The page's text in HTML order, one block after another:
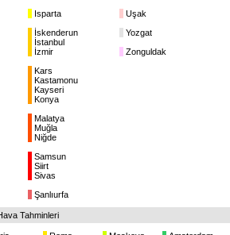
Isparta
Uşak
İskenderun
Yozgat
İstanbul
İzmir
Zonguldak
Kars
Kastamonu
Kayseri
Konya
Malatya
Muğla
Niğde
Samsun
Siirt
Sivas
Şanlıurfa
Tahminleri